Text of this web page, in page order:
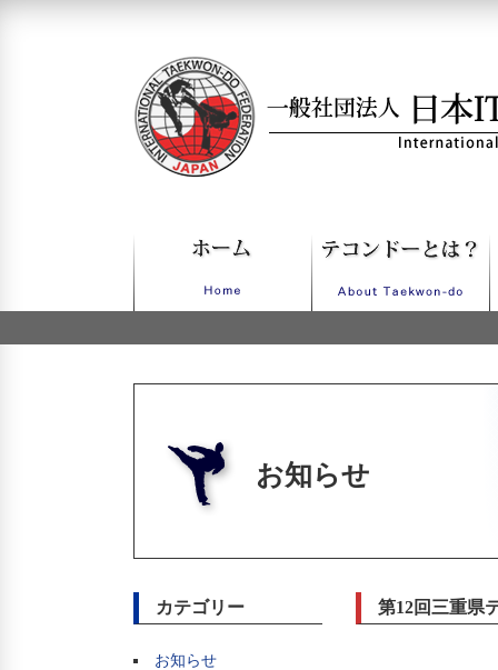
お知らせ
カテゴリー
お知らせ
第12回三重県